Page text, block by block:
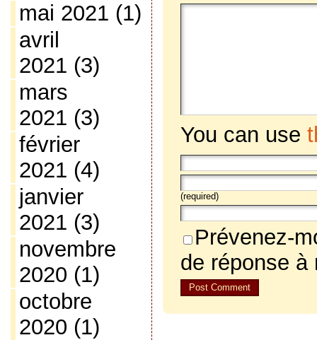
mai 2021 (1)
avril
2021 (3)
mars
2021 (3)
février
2021 (4)
janvier
2021 (3)
novembre
2020 (1)
octobre
2020 (1)
You can use
(required)
Prévenez-
de réponse à